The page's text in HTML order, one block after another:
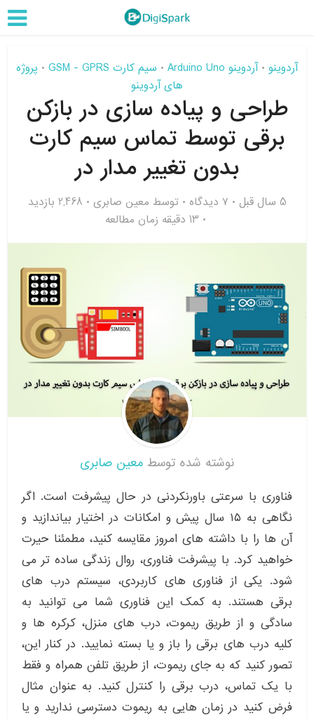
آردوینو • آردوینو Arduino Uno • سیم کارت GSM - GPRS • پروژه
های آردوینو
طراحی و پیاده سازی در بازکن
برقی توسط تماس سیم کارت
بدون تغییر مدار در
5 سال قبل ۷ دیدگاه توسط معین صابری
2,468 بازدید
13 دقیقه زمان مطالعه
نوشته شده توسط معین صابری
فناوری با سرعتی باورنکردنی در حال پیشرفت است. اگر
نگاهی به ۱۵ سال پیش و امکانات در اختیار بیاندازید و
آن ها را با داشته های امروز مقایسه کنید، مطمئنا حیرت
خواهید کرد. با پیشرفت فناوری، روال زندگی ساده تر می
شود. یکی از فناوری های کاربردی، سیستم درب های
برقی هستند. به کمک این فناوری شما می توانید به
سادگی و از طریق ریموت، درب های منزل، کرکره ها و
کلیه درب های برقی را باز و یا بسته نمایید. در کنار این،
تصور کنید که به جای ریموت، از طریق تلفن همراه و فقط
با یک تماس، درب برقی را کنترل کنید. به عنوان مثال
فرض کنید در زمان هایی به ریموت دسترسی ندارید و یا